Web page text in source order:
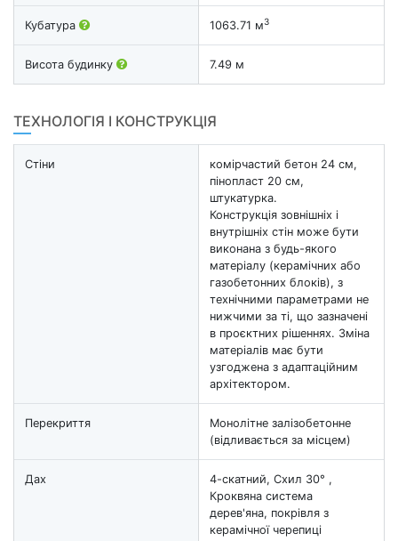
Кубатура 1063.71 м3
Висота будинку 7.49 м
ТЕХНОЛОГІЯ І КОНСТРУКЦІЯ
Стіни
комірчастий бетон 24 см,
пінопласт 20 см,
штукатурка.
Конструкція зовнішніх і
внутрішніх стін може бути
виконана з будь-якого
матеріалу (керамічних або
газобетонних блоків), з
технічними параметрами не
нижчими за ті, що зазначені
в проєктних рішеннях. Зміна
матеріалів має бути
узгоджена з адаптаційним
архітектором.
Перекриття
Монолітне залізобетонне
(відливається за місцем)
Дах
4-скатний, Схил 30° ,
Кроквяна система
дерев'яна, покрівля з
керамічної черепиці